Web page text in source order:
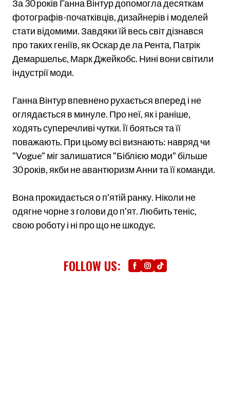
За 30 років Ганна Вінтур допомогла десяткам
фотографів-початківців, дизайнерів і моделей
стати відомими. Завдяки їй весь світ дізнався
про таких геніїв, як Оскар де ла Рента, Патрік
Демаршельє, Марк Джейкобс. Нині вони світили
індустрії моди.
Ганна Вінтур впевнено рухається вперед і не
оглядається в минуле. Про неї, як і раніше,
ходять суперечливі чутки. Її бояться та її
поважають. При цьому всі визнають: навряд чи
"Vogue" міг залишатися "Біблією моди" більше
30 років, якби не авантюризм Анни та її команди.
Вона прокидається о п'ятій ранку. Ніколи не
одягне чорне з голови до п'ят. Любить теніс,
свою роботу і ні про що не шкодує.
FOLLOW US: